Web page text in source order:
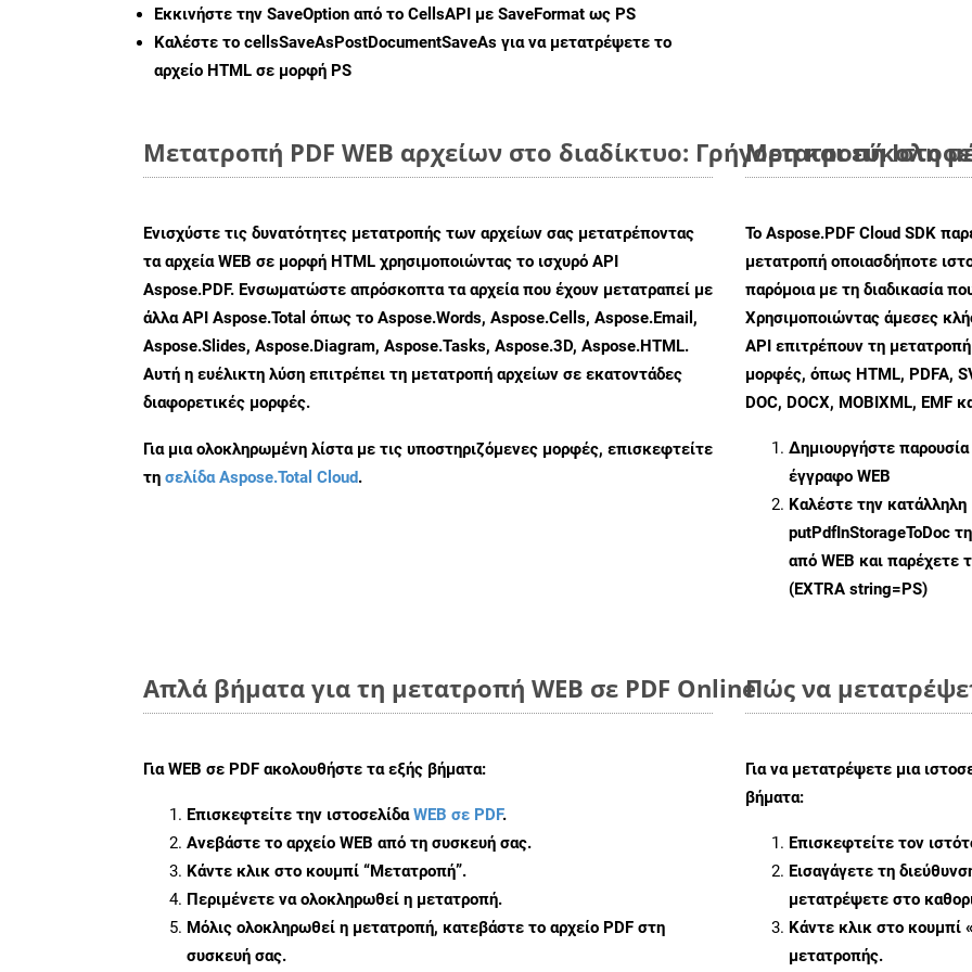
Εκκινήστε την SaveOption από το CellsAPI με SaveFormat ως PS
Καλέστε το cellsSaveAsPostDocumentSaveAs για να μετατρέψετε το
αρχείο HTML σε μορφή PS
Μετατροπή PDF WEB αρχείων στο διαδίκτυο: Γρήγορη και εύκολη
Ενισχύστε τις δυνατότητες μετατροπής των αρχείων σας μετατρέποντας
τα αρχεία WEB σε μορφή HTML χρησιμοποιώντας το ισχυρό API
Aspose.PDF. Ενσωματώστε απρόσκοπτα τα αρχεία που έχουν μετατραπεί με
άλλα API Aspose.Total όπως το Aspose.Words, Aspose.Cells, Aspose.Email,
Aspose.Slides, Aspose.Diagram, Aspose.Tasks, Aspose.3D, Aspose.HTML.
Αυτή η ευέλικτη λύση επιτρέπει τη μετατροπή αρχείων σε εκατοντάδες
διαφορετικές μορφές.
Για μια ολοκληρωμένη λίστα με τις υποστηριζόμενες μορφές, επισκεφτείτε
τη σελίδα Aspose.Total Cloud.
Μετατροπή
Το Aspose.PDF Cloud SDK
μετατροπή οποιασδήποτε
παρόμοια με τη διαδικασία
Χρησιμοποιώντας άμεσες
API επιτρέπουν τη
μορφές, όπως HTML, PDFA,
DOC, DOCX, MOBIXML, EMF
Δημιουργήστε
έγγραφο WEB
Καλέστε την
putPdfInStorageToDoc
από WEB και παρέχετε
(EXTRA string=PS)
Απλά βήματα για τη μετατροπή WEB σε PDF Online
ΓιαWEB σε PDF ακολουθήστε τα εξής βήματα:
Επισκεφτείτε την ιστοσελίδαWEB σε PDF.
Ανεβάστε το αρχείο WEB από τη συσκευή σας.
Κάντε κλικ στο κουμπί “Μετατροπή”.
Περιμένετε να ολοκληρωθεί η μετατροπή.
Μόλις ολοκληρωθεί η μετατροπή, κατεβάστε το αρχείο PDF στη
συσκευή σας.
Πώς να
Για να μετατρέψετε μια
βήματα:
Επισκεφτείτε τον
Εισαγάγετε τη
μετατρέψετε στο
Κάντε κλικ στο κουμπί
μετατροπής.